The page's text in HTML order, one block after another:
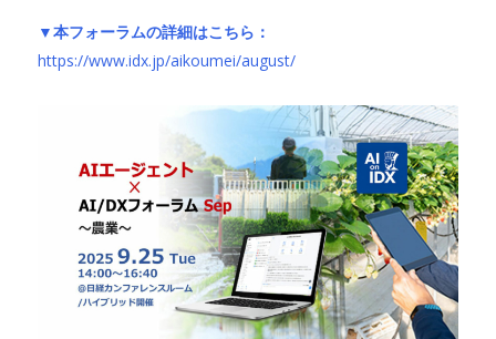
▼本フォーラムの詳細はこちら：
https://www.idx.jp/aikoumei/august/